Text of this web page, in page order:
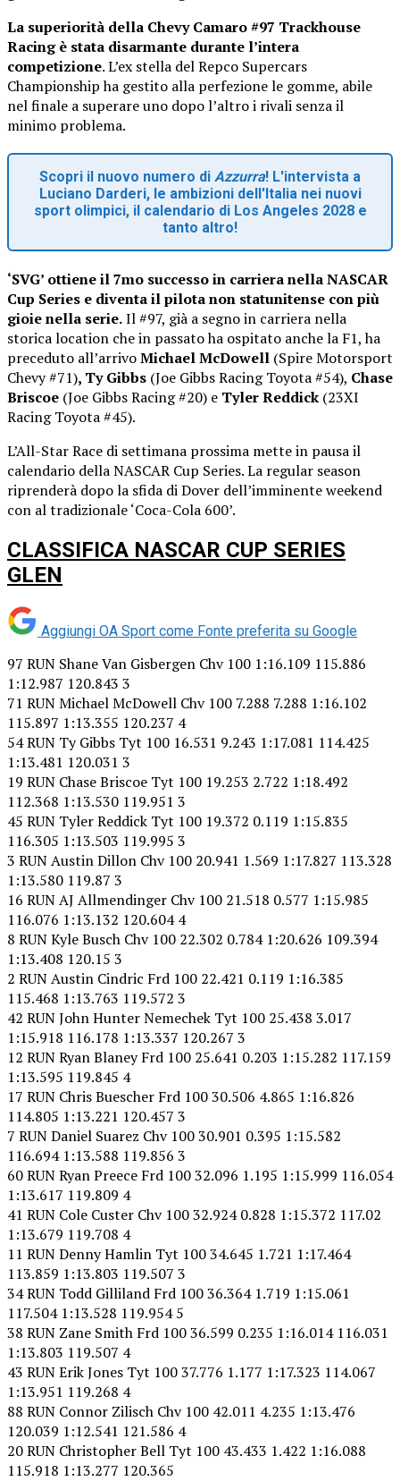
La superiorità della Chevy Camaro #97 Trackhouse
Racing è stata disarmante durante l’intera
competizione. L’ex stella del Repco Supercars
Championship ha gestito alla perfezione le gomme, abile
nel finale a superare uno dopo l’altro i rivali senza il
minimo problema.
Scopri il nuovo numero di Azzurra! L'intervista a
Luciano Darderi, le ambizioni dell'Italia nei nuovi
sport olimpici, il calendario di Los Angeles 2028 e
tanto altro!
‘SVG’ ottiene il 7mo successo in carriera nella NASCAR
Cup Series e diventa il pilota non statunitense con più
gioie nella serie.Il #97, già a segno in carriera nella
storica location che in passato ha ospitato anche la F1, ha
preceduto all’arrivoMichael McDowell (Spire Motorsport
Chevy #71), Ty Gibbs (Joe Gibbs Racing Toyota #54), Chase
Briscoe (Joe Gibbs Racing #20) e Tyler Reddick (23XI
Racing Toyota #45).
L’All-Star Race di settimana prossima mette in pausa il
calendario della NASCAR Cup Series. La regular season
riprenderà dopo la sfida di Dover dell’imminente weekend
con al tradizionale ‘Coca-Cola 600’.
CLASSIFICA NASCAR CUP SERIES
GLEN
Aggiungi OA Sport come Fonte preferita su Google
97 RUN Shane Van Gisbergen Chv 100 1:16.109 115.886
1:12.987 120.843 3
71 RUN Michael McDowell Chv 100 7.288 7.288 1:16.102
115.897 1:13.355 120.237 4
54 RUN Ty Gibbs Tyt 100 16.531 9.243 1:17.081 114.425
1:13.481 120.031 3
19 RUN Chase Briscoe Tyt 100 19.253 2.722 1:18.492
112.368 1:13.530 119.951 3
45 RUN Tyler Reddick Tyt 100 19.372 0.119 1:15.835
116.305 1:13.503 119.995 3
3 RUN Austin Dillon Chv 100 20.941 1.569 1:17.827 113.328
1:13.580 119.87 3
16 RUN AJ Allmendinger Chv 100 21.518 0.577 1:15.985
116.076 1:13.132 120.604 4
8 RUN Kyle Busch Chv 100 22.302 0.784 1:20.626 109.394
1:13.408 120.15 3
2 RUN Austin Cindric Frd 100 22.421 0.119 1:16.385
115.468 1:13.763 119.572 3
42 RUN John Hunter Nemechek Tyt 100 25.438 3.017
1:15.918 116.178 1:13.337 120.267 3
12 RUN Ryan Blaney Frd 100 25.641 0.203 1:15.282 117.159
1:13.595 119.845 4
17 RUN Chris Buescher Frd 100 30.506 4.865 1:16.826
114.805 1:13.221 120.457 3
7 RUN Daniel Suarez Chv 100 30.901 0.395 1:15.582
116.694 1:13.588 119.856 3
60 RUN Ryan Preece Frd 100 32.096 1.195 1:15.999 116.054
1:13.617 119.809 4
41 RUN Cole Custer Chv 100 32.924 0.828 1:15.372 117.02
1:13.679 119.708 4
11 RUN Denny Hamlin Tyt 100 34.645 1.721 1:17.464
113.859 1:13.803 119.507 3
34 RUN Todd Gilliland Frd 100 36.364 1.719 1:15.061
117.504 1:13.528 119.954 5
38 RUN Zane Smith Frd 100 36.599 0.235 1:16.014 116.031
1:13.803 119.507 4
43 RUN Erik Jones Tyt 100 37.776 1.177 1:17.323 114.067
1:13.951 119.268 4
88 RUN Connor Zilisch Chv 100 42.011 4.235 1:13.476
120.039 1:12.541 121.586 4
20 RUN Christopher Bell Tyt 100 43.433 1.422 1:16.088
115.918 1:13.277 120.365